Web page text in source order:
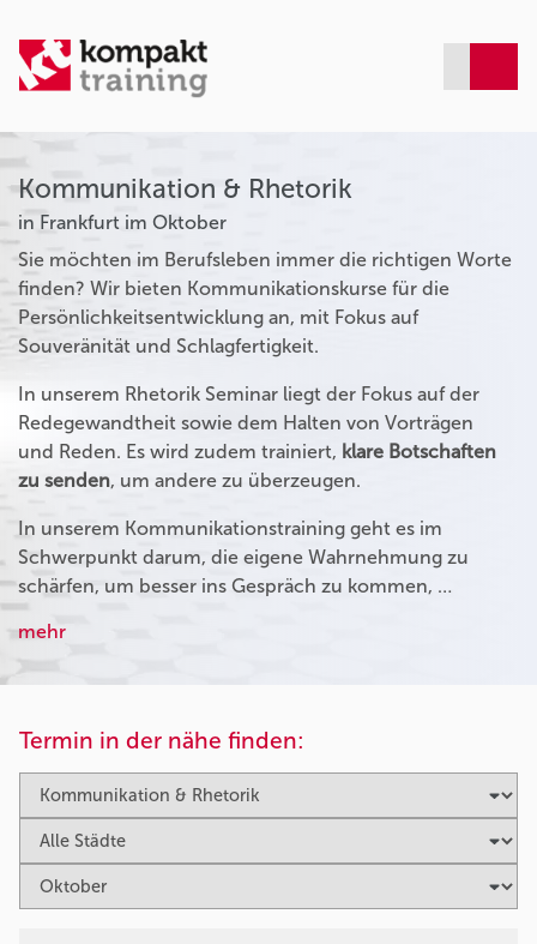
Kommunikation & Rhetorik
in Frankfurt im Oktober
Sie möchten im Berufsleben immer die richtigen Worte
finden? Wir bieten Kommunikationskurse für die
Persönlichkeitsentwicklung an, mit Fokus auf
Souveränität und Schlagfertigkeit.
In unserem Rhetorik Seminar liegt der Fokus auf der
Redegewandtheit sowie dem Halten von Vorträgen
und Reden. Es wird zudem trainiert, klare Botschaften
zu senden, um andere zu überzeugen.
In unserem Kommunikationstraining geht es im
Schwerpunkt darum, die eigene Wahrnehmung zu
schärfen, um besser ins Gespräch zu kommen, …
mehr
Termin in der nähe finden: